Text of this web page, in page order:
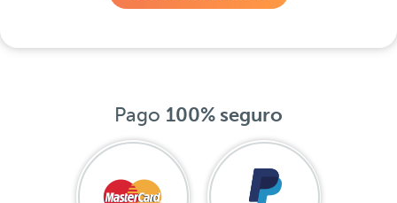
Pago 100% seguro